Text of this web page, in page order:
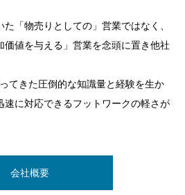
「物売りとしての」営業ではなく、
価値を与える」営業を念頭に置き他社
てきた圧倒的な知識量と経験を生か
速に対応できるフットワークの軽さが
会社概要
、人との縁を大切にし、社員1人1人
在になること
取り組み、自然環境だけでなく人々の
会社概要
解決し、ＤＸ推進を後押しすることで
企業の活性化を目指します。
、環境事業を推進することにより
境を守り、エネルギーの自給自足化
、選ばれる企業になれるよう励んで参
会社概要